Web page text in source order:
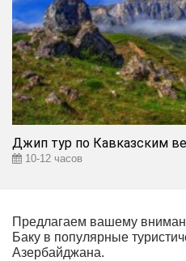
Джип тур по Кавказским
10-12 часов
Предлагаем вашему
Баку в популярные
Азербайджана.